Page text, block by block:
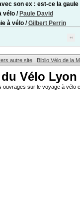
son ex : est-ce la gaule
vélo / Paule David
à vélo /Gilbert Perrin
autre site Biblio Vélo de la
Vélo Lyon
ouvrages sur le voyage à